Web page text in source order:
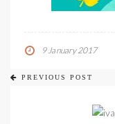
9 January 2017
PREVIOUS POST